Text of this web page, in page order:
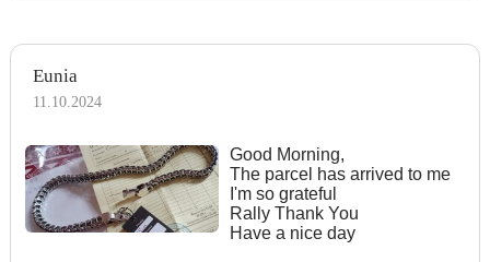
Eunia
11.10.2024
Good Morning,
The parcel has arrived to me
I'm so grateful
Rally Thank You
Have a nice day